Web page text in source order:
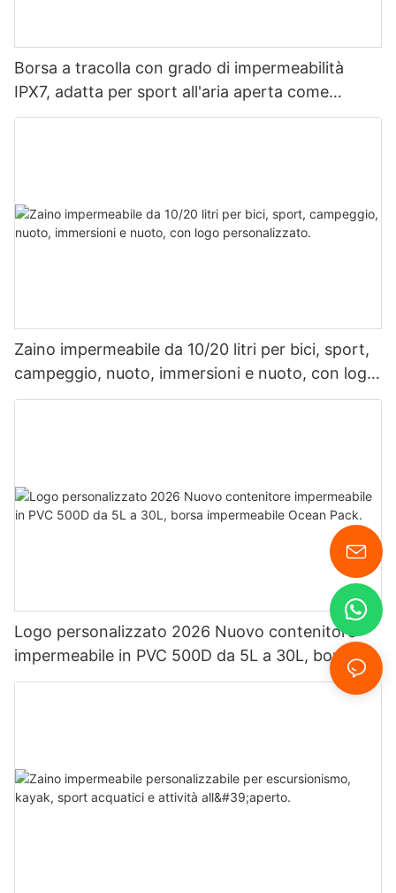
Borsa a tracolla con grado di impermeabilità
IPX7, adatta per sport all'aria aperta come
rafting, speleologia, viaggi quotidiani e viaggi di
Zaino impermeabile da 10/20 litri per bici, sport,
campeggio, nuoto, immersioni e nuoto, con logo
personalizzato.
Logo personalizzato 2026 Nuovo contenitore
impermeabile in PVC 500D da 5L a 30L, borsa
impermeabile Ocean Pack.